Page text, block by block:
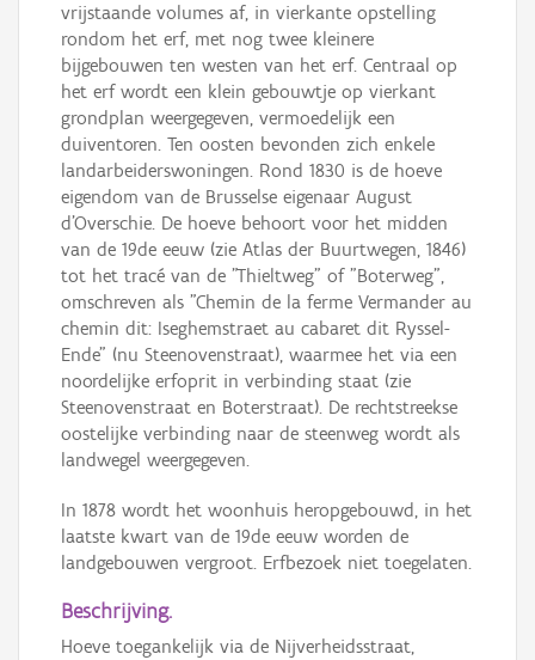
vrijstaande volumes af, in vierkante opstelling
rondom het erf, met nog twee kleinere
bijgebouwen ten westen van het erf. Centraal op
het erf wordt een klein gebouwtje op vierkant
grondplan weergegeven, vermoedelijk een
duiventoren. Ten oosten bevonden zich enkele
landarbeiderswoningen. Rond 1830 is de hoeve
eigendom van de Brusselse eigenaar August
d'Overschie. De hoeve behoort voor het midden
van de 19de eeuw (zie Atlas der Buurtwegen, 1846)
tot het tracé van de "Thieltweg" of "Boterweg",
omschreven als "Chemin de la ferme Vermander au
chemin dit: Iseghemstraet au cabaret dit Ryssel-
Ende" (nu Steenovenstraat), waarmee het via een
noordelijke erfoprit in verbinding staat (zie
Steenovenstraat en Boterstraat). De rechtstreekse
oostelijke verbinding naar de steenweg wordt als
landwegel weergegeven.
In 1878 wordt het woonhuis heropgebouwd, in het
laatste kwart van de 19de eeuw worden de
landgebouwen vergroot. Erfbezoek niet toegelaten.
Beschrijving.
Hoeve toegankelijk via de Nijverheidsstraat,